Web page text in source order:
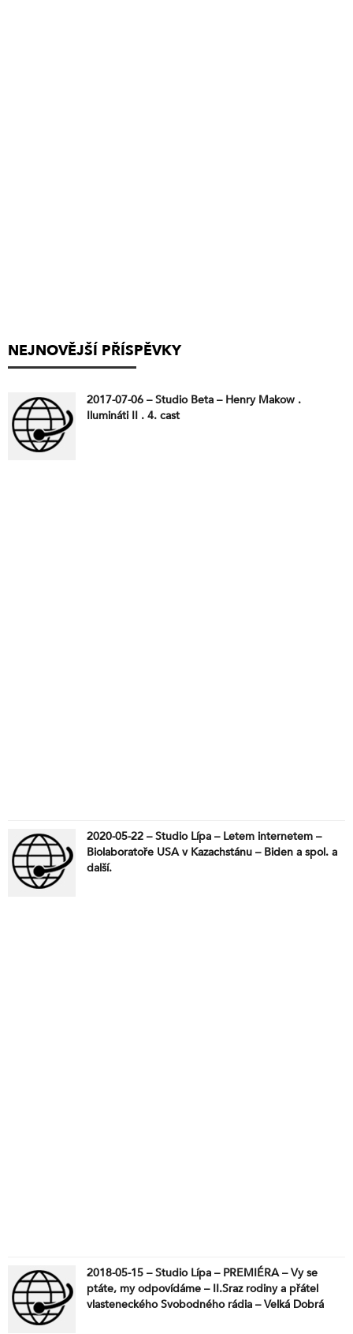
NEJNOVĚJŠÍ PŘÍSPĚVKY
2017-07-06 – Studio Beta – Henry Makow .
Ilumináti II . 4. cast
2020-05-22 – Studio Lípa – Letem internetem –
Biolaboratoře USA v Kazachstánu – Biden a spol. a
další.
2018-05-15 – Studio Lípa – PREMIÉRA – Vy se
ptáte, my odpovídáme – II.Sraz rodiny a přátel
vlasteneckého Svobodného rádia – Velká Dobrá